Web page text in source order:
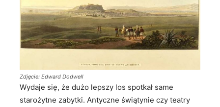
Zdjęcie: Edward Dodwell
Wydaje się, że dużo lepszy los spotkał same
starożytne zabytki. Antyczne świątynie czy teatry